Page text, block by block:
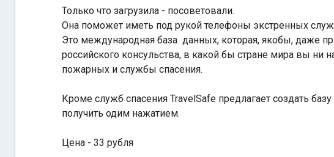
Только что загрузила - посоветовали.
Она поможет иметь под рукой телефоны экстренных
Это международная база данных, которая, якобы, даже
российского консульства, в какой бы стране мира вы
пожарных и службы спасения.
Кроме служб спасения TravelSafe предлагает создать
получить одим нажатием.
Цена - 33 рубля